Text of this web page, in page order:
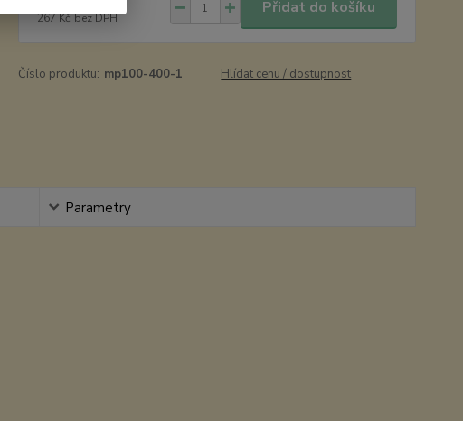
267 Kč bez DPH
Přidat do košíku
Číslo produktu: mp100-400-1 Hlídat cenu / dostupnost
Parametry